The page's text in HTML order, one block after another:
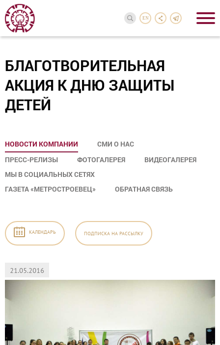
EN
БЛАГОТВОРИТЕЛЬНАЯ
АКЦИЯ К ДНЮ ЗАЩИТЫ
ДЕТЕЙ
НОВОСТИ КОМПАНИИ
СМИ О НАС
ПРЕСС-РЕЛИЗЫ
ФОТОГАЛЕРЕЯ
ВИДЕОГАЛЕРЕЯ
МЫ В СОЦИАЛЬНЫХ СЕТЯХ
ГАЗЕТА «МЕТРОСТРОЕВЕЦ»
ОБРАТНАЯ СВЯЗЬ
КАЛЕНДАРЬ ПОДПИСКА НА РАССЫЛКУ
21.05.2016